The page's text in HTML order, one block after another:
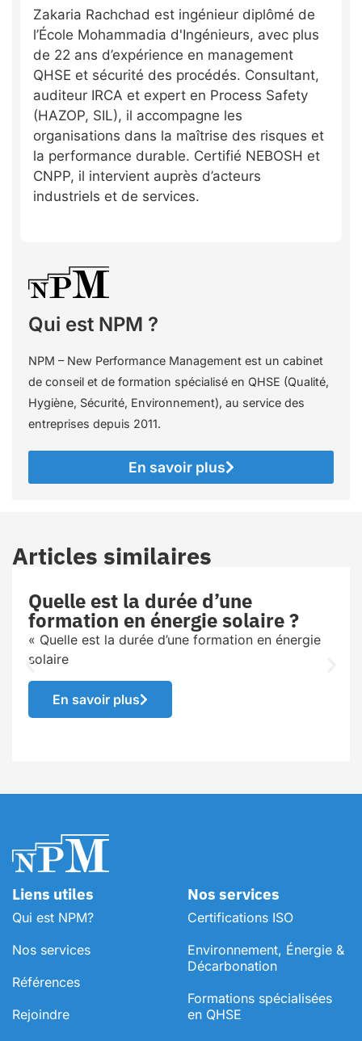
Zakaria Rachchad est ingénieur diplômé de
l’École Mohammadia d'Ingénieurs, avec plus
de 22 ans d’expérience en management
QHSE et sécurité des procédés. Consultant,
auditeur IRCA et expert en Process Safety
(HAZOP, SIL), il accompagne les
organisations dans la maîtrise des risques et
la performance durable. Certifié NEBOSH et
CNPP, il intervient auprès d’acteurs
industriels et de services.
Qui est NPM ?
NPM – New Performance Management est un cabinet
de conseil et de formation spécialisé en QHSE (Qualité,
Hygiène, Sécurité, Environnement), au service des
entreprises depuis 2011.
En savoir plus
Articles similaires
Quelle est la durée d’une
formation en énergie solaire ?
« Quelle est la durée d’une formation en énergie
solaire
En savoir plus
Liens utiles
Qui est NPM?
Nos services
Références
Rejoindre
Nos services
Certifications ISO
Environnement, Énergie &
Décarbonation
⁠Formations spécialisées
en QHSE